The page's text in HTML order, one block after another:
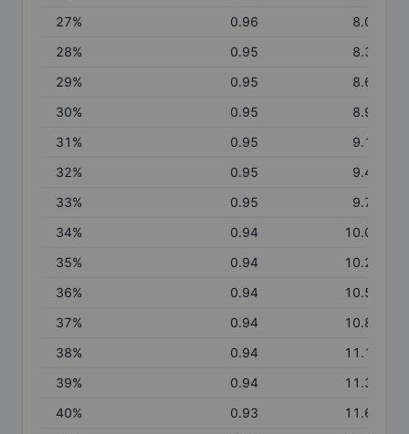
27% 0.96
8.06
28% 0.95
8.34
29% 0.95
8.62
30% 0.95
8.90
31 % 0.95
9.19
32% 0.95
9.47
33% 0.95
9.74
34% 0.94
10.02
35% 0.94
10.29
36% 0.94
10.57
37% 0.94
10.84
38% 0.94
11.11
39% 0.94
11.39
40% 0.93
11.67